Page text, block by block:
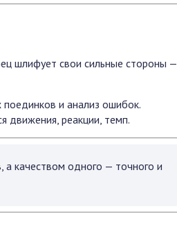
шлифует свои сильные стороны —
поединков и анализ ошибок.
движения, реакции, темп.
качеством одного — точного и